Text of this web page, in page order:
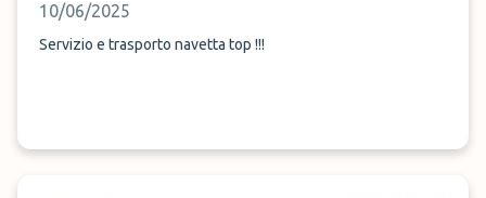
10/06/2025
Servizio e trasporto navetta top !!!